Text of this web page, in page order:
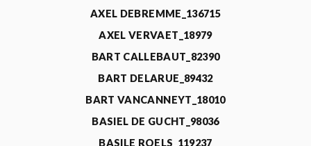
AXEL DEBREMME_136715
AXEL VERVAET_18979
BART CALLEBAUT_82390
BART DELARUE_89432
BART VANCANNEYT_18010
BASIEL DE GUCHT_98036
BASILE ROELS_119237